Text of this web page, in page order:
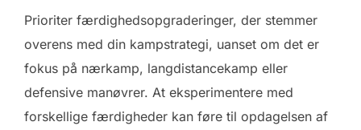
Prioriter færdighedsopgraderinger, der stemmer
overens med din kampstrategi, uanset om det er
fokus på nærkamp, langdistancekamp eller
defensive manøvrer. At eksperimentere med
forskellige færdigheder kan føre til opdagelsen af